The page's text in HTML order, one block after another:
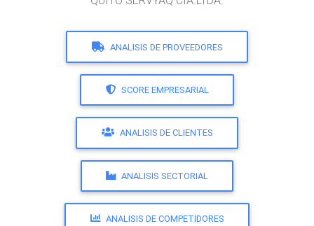
ANALISIS DE PROVEEDORES
SCORE EMPRESARIAL
ANALISIS DE CLIENTES
ANALISIS SECTORIAL
ANALISIS DE COMPETIDORES